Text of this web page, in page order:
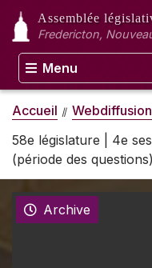
Assemblée
Fredericton,
Menu
Accueil
Webdiffusion
58e législature | 4e
(période des questions)
Archive